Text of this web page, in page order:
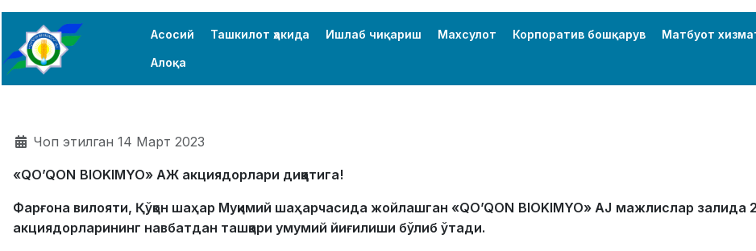
Асосий Ташкилот ҳакида Ишлаб чиқариш Махсулот Корпоратив бошқарув Матбуот
Алоқа
Кушимча маълумотлар
Чоп этилган 14 Март 2023
«QO’QON BIOKIMYO» АЖ акциядорлари диққатига!
Фарғона вилояти, Қўқон шаҳар Муқимий шаҳарчасида жойлашган «QO’QON BIOKIMYO» AJ мажлислар залида
акциядорларининг навбатдан ташқари умумий йиғилиши бўлиб ўтади.